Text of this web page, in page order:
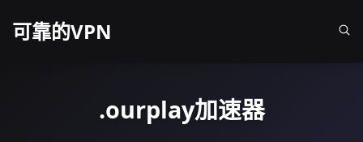
可靠的VPN
.ourplay加速器